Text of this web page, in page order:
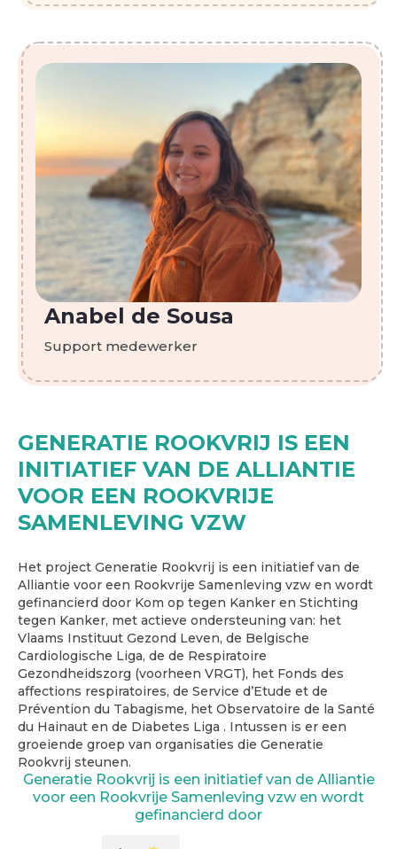
Anabel de Sousa
Support medewerker
GENERATIE ROOKVRIJ IS EEN
INITIATIEF VAN DE ALLIANTIE
VOOR EEN ROOKVRIJE
SAMENLEVING VZW
Het project Generatie Rookvrij is een initiatief van de
Alliantie voor een Rookvrije Samenleving vzw en wordt
gefinancierd door Kom op tegen Kanker en Stichting
tegen Kanker, met actieve ondersteuning van: het
Vlaams Instituut Gezond Leven, de Belgische
Cardiologische Liga, de de Respiratoire
Gezondheidszorg (voorheen VRGT), het Fonds des
affections respiratoires, de Service d’Etude et de
Prévention du Tabagisme, het Observatoire de la Santé
du Hainaut en de Diabetes Liga . Intussen is er een
groeiende groep van organisaties die Generatie
Rookvrij steunen.
Generatie Rookvrij is een initiatief van de Alliantie
voor een Rookvrije Samenleving vzw en wordt
gefinancierd door